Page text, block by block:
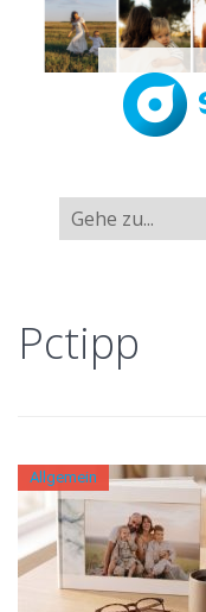
Pctipp
Allgemein